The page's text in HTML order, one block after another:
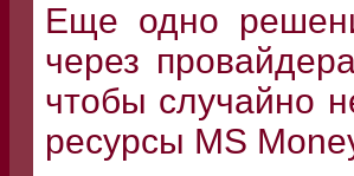
Еще одно
через
чтобы случайно
ресурсы MS